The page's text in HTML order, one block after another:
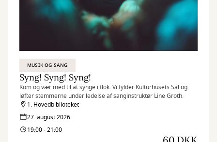
MUSIK OG SANG
Syng! Syng! Syng!
Kom og vær med til at synge i flok. Vi fylder Kulturhusets Sal og
løfter stemmerne under ledelse af sanginstruktør Line Groth.
1. Hovedbiblioteket
27. august 2026
19:00 - 21:00